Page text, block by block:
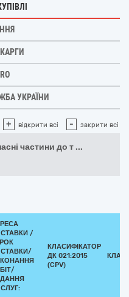
УКРАЇНИ
+ відкрити всі - закрити всі
частини до т ...
/
КЛАСИФІКАТОР
ДК 021:2015
(CPV)